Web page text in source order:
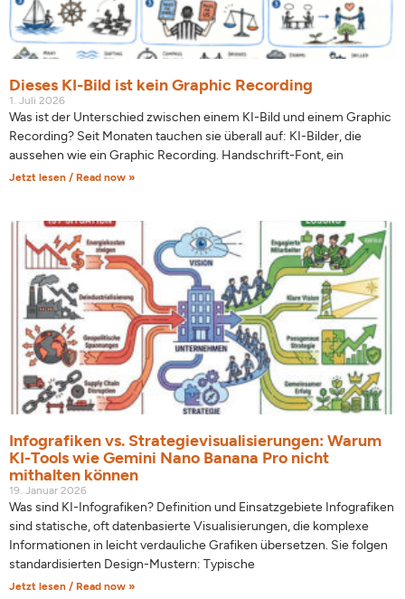
Dieses KI-Bild ist kein Graphic Recording
1. Juli 2026
Was ist der Unterschied zwischen einem KI-Bild und einem Graphic
Recording? Seit Monaten tauchen sie überall auf: KI-Bilder, die
aussehen wie ein Graphic Recording. Handschrift-Font, ein
Jetzt lesen / Read now »
Infografiken vs. Strategievisualisierungen: Warum
KI-Tools wie Gemini Nano Banana Pro nicht
mithalten können
19. Januar 2026
Was sind KI-Infografiken? Definition und Einsatzgebiete Infografiken
sind statische, oft datenbasierte Visualisierungen, die komplexe
Informationen in leicht verdauliche Grafiken übersetzen. Sie folgen
standardisierten Design-Mustern: Typische
Jetzt lesen / Read now »